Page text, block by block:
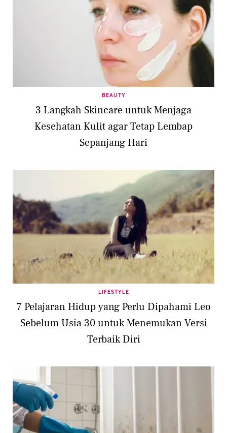
BEAUTY
3 Langkah Skincare untuk Menjaga
Kesehatan Kulit agar Tetap Lembap
Sepanjang Hari
LIFESTYLE
7 Pelajaran Hidup yang Perlu Dipahami Leo
Sebelum Usia 30 untuk Menemukan Versi
Terbaik Diri